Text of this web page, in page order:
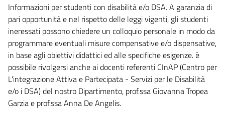
Informazioni per studenti con disabilità e/o DSA. A garanzia di
pari opportunità e nel rispetto delle leggi vigenti, gli studenti
ineressati possono chiedere un colloquio personale in modo da
programmare eventuali misure compensative e/o dispensative,
in base agli obiettivi didattici ed alle specifiche esigenze. è
possibile rivolgersi anche ai docenti referenti CInAP (Centro per
L'integrazione Attiva e Partecipata - Servizi per le Disabilità
e/o i DSA) del nostro Dipartimento, prof.ssa Giovanna Tropea
Garzia e prof.ssa Anna De Angelis.